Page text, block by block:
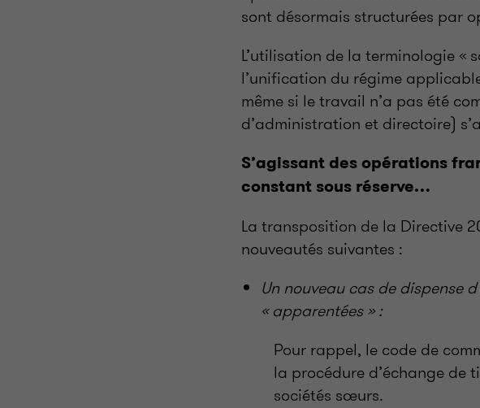
sont désormais structurées par
L’utilisation de la terminologie «
l’unification du régime
même si le travail n’a pas été
d’administration et directoire)
S’agissant des opérations
constant sous réserve…
La transposition de la Directive
nouveautés suivantes :
Un nouveau cas de dispense
« apparentées » :
Pour rappel, le code de
la procédure d’échange de
sociétés sœurs.